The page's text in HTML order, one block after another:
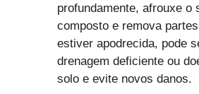
profundamente, afrouxe o
composto e remova
estiver apodrecida, pode
drenagem deficiente ou
solo e evite novos danos.